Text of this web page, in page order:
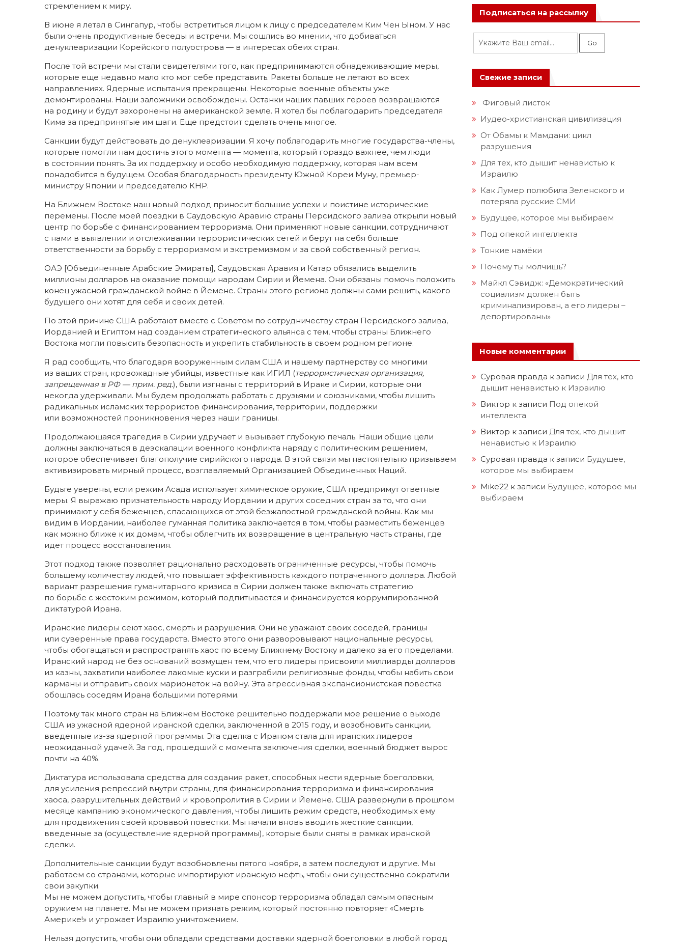
стремлением к миру.
В июне я летал в Сингапур, чтобы встретиться лицом к лицу с председателем Ким Чен Ыном. У нас
были очень продуктивные беседы и встречи. Мы сошлись во мнении, что добиваться
денуклеаризации Корейского полуострова — в интересах обеих стран.
После той встречи мы стали свидетелями того, как предпринимаются обнадеживающие меры,
которые еще недавно мало кто мог себе представить. Ракеты больше не летают во всех
направлениях. Ядерные испытания прекращены. Некоторые военные объекты уже
демонтированы. Наши заложники освобождены. Останки наших павших героев возвращаются
на родину и будут захоронены на американской земле. Я хотел бы поблагодарить председателя
Кима за предпринятые им шаги. Еще предстоит сделать очень многое.
Санкции будут действовать до денуклеаризации. Я хочу поблагодарить многие государства-члены,
которые помогли нам достичь этого момента — момента, который гораздо важнее, чем люди
в состоянии понять. За их поддержку и особо необходимую поддержку, которая нам всем
понадобится в будущем. Особая благодарность президенту Южной Кореи Муну, премьер-
министру Японии и председателю КНР.
На Ближнем Востоке наш новый подход приносит большие успехи и поистине исторические
перемены. После моей поездки в Саудовскую Аравию страны Персидского залива открыли новый
центр по борьбе с финансированием терроризма. Они применяют новые санкции, сотрудничают
с нами в выявлении и отслеживании террористических сетей и берут на себя больше
ответственности за борьбу с терроризмом и экстремизмом и за свой собственный регион.
ОАЭ [Объединенные Арабские Эмираты], Саудовская Аравия и Катар обязались выделить
миллионы долларов на оказание помощи народам Сирии и Йемена. Они обязаны помочь положить
конец ужасной гражданской войне в Йемене. Страны этого региона должны сами решить, какого
будущего они хотят для себя и своих детей.
По этой причине США работают вместе с Советом по сотрудничеству стран Персидского залива,
Иорданией и Египтом над созданием стратегического альянса с тем, чтобы страны Ближнего
Востока могли повысить безопасность и укрепить стабильность в своем родном регионе.
Я рад сообщить, что благодаря вооруженным силам США и нашему партнерству со многими
из ваших стран, кровожадные убийцы, известные как ИГИЛ (террористическая организация,
запрещенная в РФ — прим. ред.), были изгнаны с территорий в Ираке и Сирии, которые они
некогда удерживали. Мы будем продолжать работать с друзьями и союзниками, чтобы лишить
радикальных исламских террористов финансирования, территории, поддержки
или возможностей проникновения через наши границы.
Продолжающаяся трагедия в Сирии удручает и вызывает глубокую печаль. Наши общие цели
должны заключаться в деэскалации военного конфликта наряду с политическим решением,
которое обеспечивает благополучие сирийского народа. В этой связи мы настоятельно призываем
активизировать мирный процесс, возглавляемый Организацией Объединенных Наций.
Будьте уверены, если режим Асада использует химическое оружие, США предпримут ответные
меры. Я выражаю признательность народу Иордании и других соседних стран за то, что они
принимают у себя беженцев, спасающихся от этой безжалостной гражданской войны. Как мы
видим в Иордании, наиболее гуманная политика заключается в том, чтобы разместить беженцев
как можно ближе к их домам, чтобы облегчить их возвращение в центральную часть страны, где
идет процесс восстановления.
Этот подход также позволяет рационально расходовать ограниченные ресурсы, чтобы помочь
большему количеству людей, что повышает эффективность каждого потраченного доллара. Любой
вариант разрешения гуманитарного кризиса в Сирии должен также включать стратегию
по борьбе с жестоким режимом, который подпитывается и финансируется коррумпированной
диктатурой Ирана.
Иранские лидеры сеют хаос, смерть и разрушения. Они не уважают своих соседей, границы
или суверенные права государств. Вместо этого они разворовывают национальные ресурсы,
чтобы обогащаться и распространять хаос по всему Ближнему Востоку и далеко за его пределами.
Иранский народ не без оснований возмущен тем, что его лидеры присвоили миллиарды долларов
из казны, захватили наиболее лакомые куски и разграбили религиозные фонды, чтобы набить свои
карманы и отправить своих марионеток на войну. Эта агрессивная экспансионистская повестка
обошлась соседям Ирана большими потерями.
Поэтому так много стран на Ближнем Востоке решительно поддержали мое решение о выходе
США из ужасной ядерной иранской сделки, заключенной в 2015 году, и возобновить санкции,
введенные из-за ядерной программы. Эта сделка с Ираном стала для иранских лидеров
неожиданной удачей. За год, прошедший с момента заключения сделки, военный бюджет вырос
почти на 40%.
Диктатура использовала средства для создания ракет, способных нести ядерные боеголовки,
для усиления репрессий внутри страны, для финансирования терроризма и финансирования
хаоса, разрушительных действий и кровопролития в Сирии и Йемене. США развернули в прошлом
месяце кампанию экономического давления, чтобы лишить режим средств, необходимых ему
для продвижения своей кровавой повестки. Мы начали вновь вводить жесткие санкции,
введенные за (осуществление ядерной программы), которые были сняты в рамках иранской
сделки.
Дополнительные санкции будут возобновлены пятого ноября, а затем последуют и другие. Мы
работаем со странами, которые импортируют иранскую нефть, чтобы они существенно сократили
свои закупки.
Мы не можем допустить, чтобы главный в мире спонсор терроризма обладал самым опасным
оружием на планете. Мы не можем признать режим, который постоянно повторяет «Смерть
Америке!» и угрожает Израилю уничтожением.
Нельзя допустить, чтобы они обладали средствами доставки ядерной боеголовки в любой город
Подписаться на рассылку
Свежие записи
Фиговый листок
Иудео-христианская цивилизация
От Обамы к Мамдани: цикл
разрушения
Для тех, кто дышит ненавистью к
Израилю
Как Лумер полюбила Зеленского и
потеряла русские СМИ
Будущее, которое мы выбираем
Под опекой интеллекта
Тонкие намёки
Почему ты молчишь?
Майкл Сэвидж: «Демократический
социализм должен быть
криминализирован, а его лидеры –
депортированы»
Новые комментарии
Суровая правда к записи Для тех, кто
дышит ненавистью к Израилю
Виктор к записи Под опекой
интеллекта
Виктор к записи Для тех, кто дышит
ненавистью к Израилю
Суровая правда к записи Будущее,
которое мы выбираем
Mike22 к записи Будущее, которое мы
выбираем